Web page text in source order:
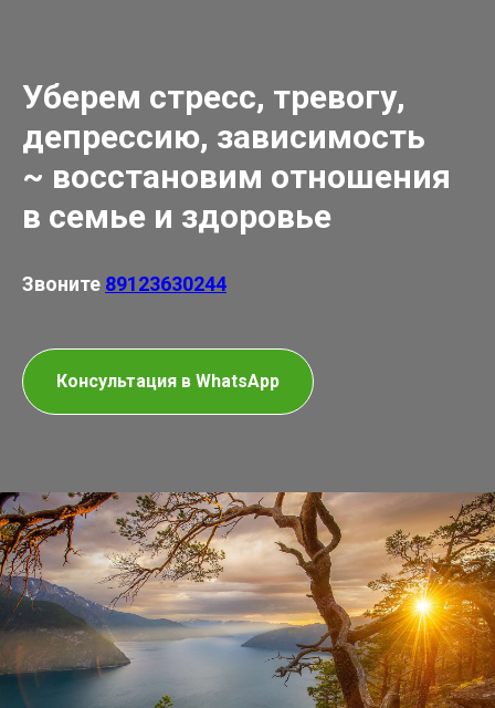
Уберем стресс, тревогу,
депрессию, зависимость
~ восстановим отношения
в семье и здоровье
Звоните 89123630244
Консультация в WhatsApp